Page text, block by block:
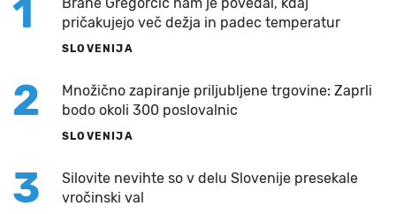
1
pričakujejo več dežja in padec temperatur
SLOVENIJA
2
Množično zapiranje priljubljene trgovine: Zaprli
bodo okoli 300 poslovalnic
SLOVENIJA
3
Silovite nevihte so v delu Slovenije presekale
vročinski val